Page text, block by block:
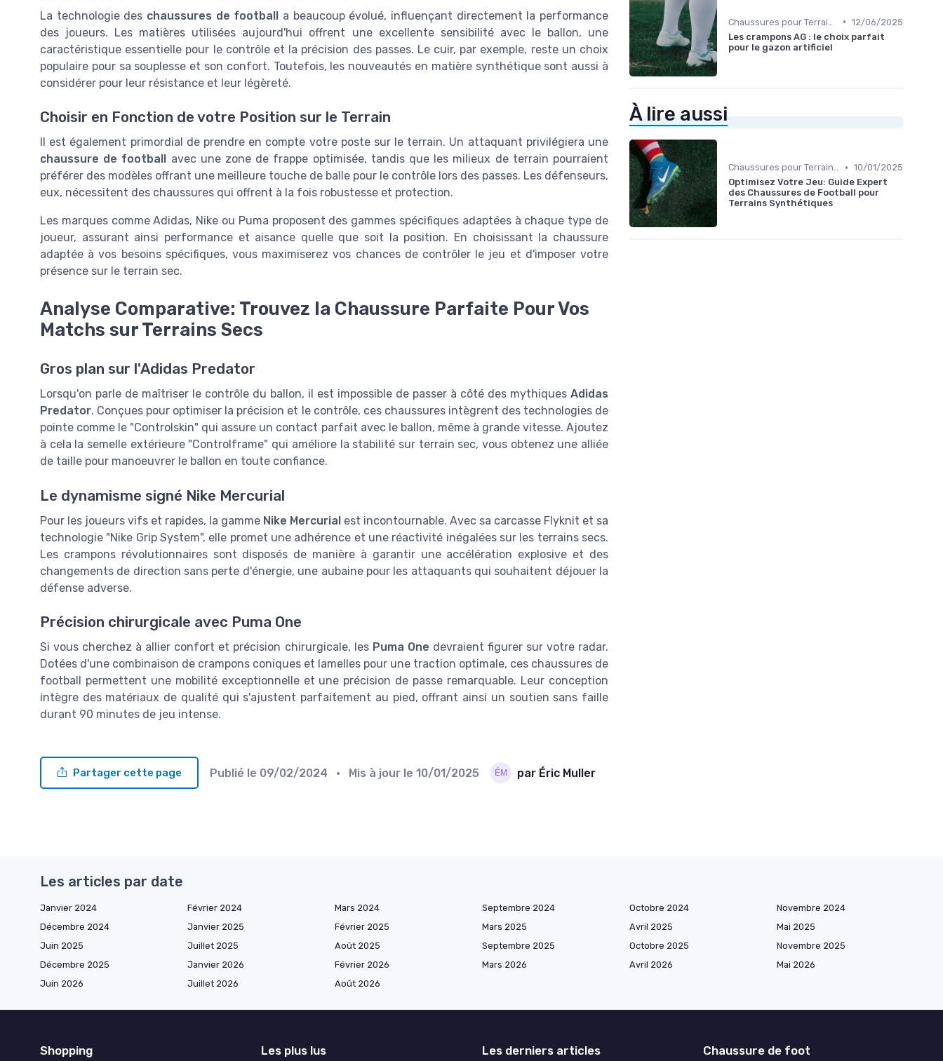
La technologie des chaussures de football a beaucoup évolué, influençant directement la performance
des joueurs. Les matières utilisées aujourd'hui offrent une excellente sensibilité avec le ballon, une
caractéristique essentielle pour le contrôle et la précision des passes. Le cuir, par exemple, reste un choix
populaire pour sa souplesse et son confort. Toutefois, les nouveautés en matière synthétique sont aussi à
considérer pour leur résistance et leur légèreté.
Choisir en Fonction de votre Position sur le Terrain
Il est également primordial de prendre en compte votre poste sur le terrain. Un attaquant privilégiera une
chaussure de football avec une zone de frappe optimisée, tandis que les milieux de terrain pourraient
préférer des modèles offrant une meilleure touche de balle pour le contrôle lors des passes. Les défenseurs,
eux, nécessitent des chaussures qui offrent à la fois robustesse et protection.
Les marques comme Adidas, Nike ou Puma proposent des gammes spécifiques adaptées à chaque type de
joueur, assurant ainsi performance et aisance quelle que soit la position. En choisissant la chaussure
adaptée à vos besoins spécifiques, vous maximiserez vos chances de contrôler le jeu et d'imposer votre
présence sur le terrain sec.
Analyse Comparative: Trouvez la Chaussure Parfaite Pour Vos
Matchs sur Terrains Secs
Gros plan sur l'Adidas Predator
Lorsqu'on parle de maîtriser le contrôle du ballon, il est impossible de passer à côté des mythiques Adidas
Predator. Conçues pour optimiser la précision et le contrôle, ces chaussures intègrent des technologies de
pointe comme le "Controlskin" qui assure un contact parfait avec le ballon, même à grande vitesse. Ajoutez
à cela la semelle extérieure "Controlframe" qui améliore la stabilité sur terrain sec, vous obtenez une alliée
de taille pour manoeuvrer le ballon en toute confiance.
Le dynamisme signé Nike Mercurial
Pour les joueurs vifs et rapides, la gamme Nike Mercurial est incontournable. Avec sa carcasse Flyknit et sa
technologie "Nike Grip System", elle promet une adhérence et une réactivité inégalées sur les terrains secs.
Les crampons révolutionnaires sont disposés de manière à garantir une accélération explosive et des
changements de direction sans perte d'énergie, une aubaine pour les attaquants qui souhaitent déjouer la
défense adverse.
Précision chirurgicale avec Puma One
Si vous cherchez à allier confort et précision chirurgicale, les Puma One devraient figurer sur votre radar.
Dotées d'une combinaison de crampons coniques et lamelles pour une traction optimale, ces chaussures de
football permettent une mobilité exceptionnelle et une précision de passe remarquable. Leur conception
intègre des matériaux de qualité qui s'ajustent parfaitement au pied, offrant ainsi un soutien sans faille
durant 90 minutes de jeu intense.
Partager cette page Publié le 09/02/2024 • Mis à jour le 10/01/2025 par Éric Muller
• 12/06/2025
Les crampons AG : le choix parfait
pour le gazon artificiel
À lire aussi
Chaussures pour Terrains Synthétiques • 10/01/2025
Optimisez Votre Jeu: Guide Expert
des Chaussures de Football pour
Terrains Synthétiques
Les articles par date
Janvier 2024 Février 2024 Mars 2024 Septembre 2024 Octobre 2024
Novembre 2024
Décembre 2024
Janvier 2025 Février 2025 Mars 2025 Avril 2025
Mai 2025
Juin 2025
Juillet 2025 Août 2025 Septembre 2025 Octobre 2025
Novembre 2025
Décembre 2025
Janvier 2026 Février 2026 Mars 2026 Avril 2026
Mai 2026
Juin 2026
Juillet 2026 Août 2026
Shopping Les plus lus Les derniers articles Chaussure de foot